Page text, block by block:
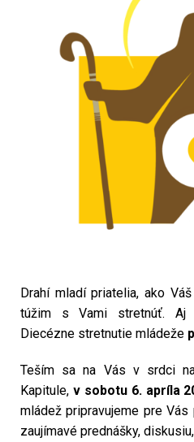
Drahí mladí priatelia, ako
túžim s Vami stretnúť. Aj
Diecézne stretnutie mládeže
Teším sa na Vás v srdci
Kapitule, v sobotu 6. apríla
mládež pripravujeme pre
zaujímavé prednášky,